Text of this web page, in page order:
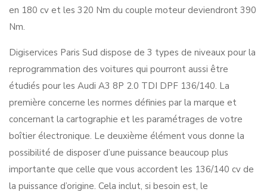
en 180 cv et les 320 Nm du couple moteur deviendront 390
Nm.
Digiservices Paris Sud dispose de 3 types de niveaux pour la
reprogrammation des voitures qui pourront aussi être
étudiés pour les Audi A3 8P 2.0 TDI DPF 136/140. La
première concerne les normes définies par la marque et
concernant la cartographie et les paramétrages de votre
boîtier électronique. Le deuxième élément vous donne la
possibilité de disposer d’une puissance beaucoup plus
importante que celle que vous accordent les 136/140 cv de
la puissance d’origine. Cela inclut, si besoin est, le